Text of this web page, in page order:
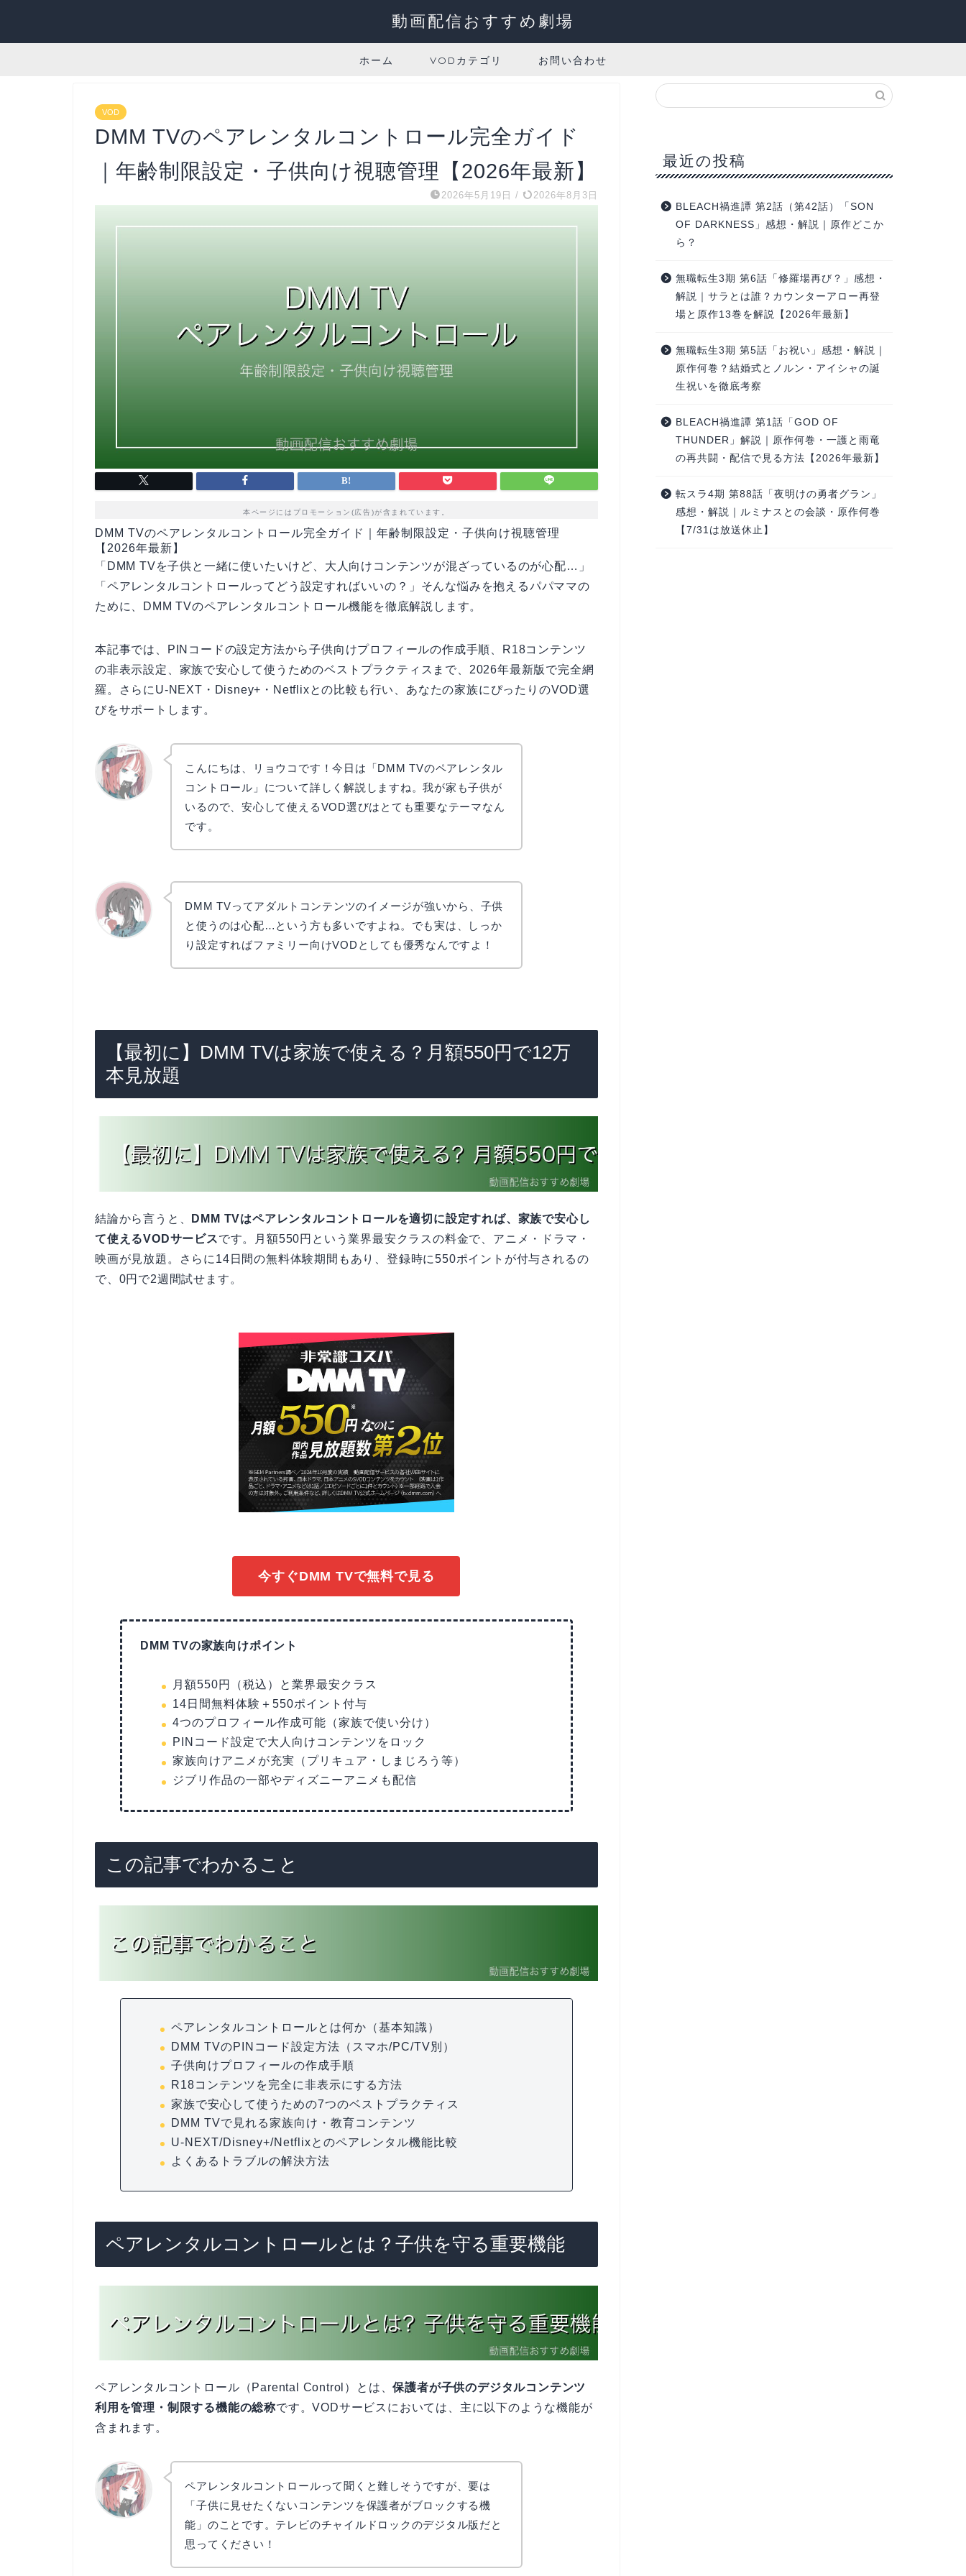
動画配信おすすめ劇場
ホーム VODカテゴリ お問い合わせ
VOD
DMM TVのペアレンタルコントロール完全ガイド
｜年齢制限設定・子供向け視聴管理【2026年最新】
2026年5月19日 / 2026年8月3日
本ページにはプロモーション(広告)が含まれています。
DMM TVのペアレンタルコントロール完全ガイド｜年齢制限設定・子供向け視聴管理
【2026年最新】
「DMM TVを子供と一緒に使いたいけど、大人向けコンテンツが混ざっているのが心配…」
「ペアレンタルコントロールってどう設定すればいいの？」そんな悩みを抱えるパパママの
ために、DMM TVのペアレンタルコントロール機能を徹底解説します。
本記事では、PINコードの設定方法から子供向けプロフィールの作成手順、R18コンテンツ
の非表示設定、家族で安心して使うためのベストプラクティスまで、2026年最新版で完全網
羅。さらにU-NEXT・Disney+・Netflixとの比較も行い、あなたの家族にぴったりのVOD選
びをサポートします。
こんにちは、リョウコです！今日は「DMM TVのペアレンタル
コントロール」について詳しく解説しますね。我が家も子供が
いるので、安心して使えるVOD選びはとても重要なテーマなん
です。
DMM TVってアダルトコンテンツのイメージが強いから、子供
と使うのは心配…という方も多いですよね。でも実は、しっか
り設定すればファミリー向けVODとしても優秀なんですよ！
【最初に】DMM TVは家族で使える？月額550円で12万
本見放題
結論から言うと、
DMM TVはペアレンタルコントロールを適切に設定すれば、家族で安心し
て使えるVODサービスです。月額550円という業界最安クラスの料金で、アニメ・ドラマ・
映画が見放題。さらに14日間の無料体験期間もあり、登録時に550ポイントが付与されるの
で、0円で2週間試せます。
今すぐDMM TVで無料で見る
DMM TVの家族向けポイント
月額550円（税込）と業界最安クラス
14日間無料体験＋550ポイント付与
4つのプロフィール作成可能（家族で使い分け）
PINコード設定で大人向けコンテンツをロック
家族向けアニメが充実（プリキュア・しまじろう等）
ジブリ作品の一部やディズニーアニメも配信
この記事でわかること
ペアレンタルコントロールとは何か（基本知識）
DMM TVのPINコード設定方法（スマホ/PC/TV別）
子供向けプロフィールの作成手順
R18コンテンツを完全に非表示にする方法
家族で安心して使うための7つのベストプラクティス
DMM TVで見れる家族向け・教育コンテンツ
U-NEXT/Disney+/Netflixとのペアレンタル機能比較
よくあるトラブルの解決方法
ペアレンタルコントロールとは？子供を守る重要機能
ペアレンタルコントロール（Parental Control）とは、保護者が子供のデジタルコンテンツ
利用を管理・制限する機能の総称です。VODサービスにおいては、主に以下のような機能が
含まれます。
ペアレンタルコントロールって聞くと難しそうですが、要は
「子供に見せたくないコンテンツを保護者がブロックする機
能」のことです。テレビのチャイルドロックのデジタル版だと
思ってください！
最近の投稿
BLEACH禍進譚 第2話（第42話）「SON
OF DARKNESS」感想・解説｜原作どこか
ら？
無職転生3期 第6話「修羅場再び？」感想・
解説｜サラとは誰？カウンターアロー再登
場と原作13巻を解説【2026年最新】
無職転生3期 第5話「お祝い」感想・解説｜
原作何巻？結婚式とノルン・アイシャの誕
生祝いを徹底考察
BLEACH禍進譚 第1話「GOD OF
THUNDER」解説｜原作何巻・一護と雨竜
の再共闘・配信で見る方法【2026年最新】
転スラ4期 第88話「夜明けの勇者グラン」
感想・解説｜ルミナスとの会談・原作何巻
【7/31は放送休止】